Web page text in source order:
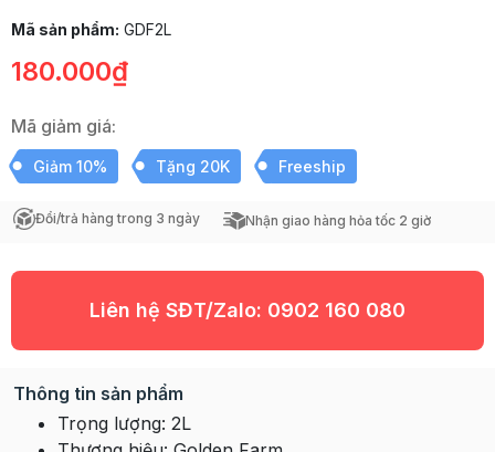
Mã sản phẩm: GDF2L
180.000₫
Mã giảm giá:
Giảm 10% Tặng 20K Freeship
Đổi/trả hàng trong 3 ngày Nhận giao hàng hỏa tốc 2 giờ
Liên hệ SĐT/Zalo: 0902 160 080
Thông tin sản phẩm
Trọng lượng: 2L